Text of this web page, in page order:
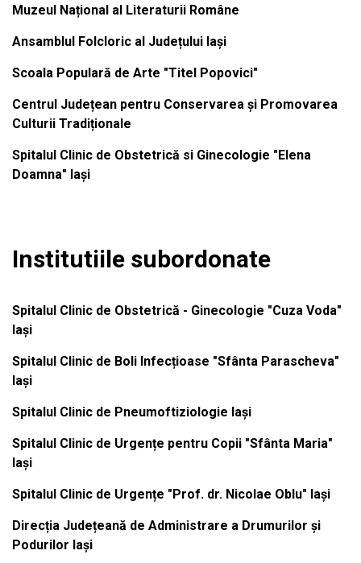
Muzeul Național al Literaturii Române
Ansamblul Folcloric al Județului Iași
Scoala Populară de Arte "Titel Popovici"
Centrul Județean pentru Conservarea și Promovarea
Culturii Tradiționale
Spitalul Clinic de Obstetrică si Ginecologie "Elena
Doamna" Iași
Institutiile subordonate
Spitalul Clinic de Obstetrică - Ginecologie "Cuza Voda"
Iași
Spitalul Clinic de Boli Infecțioase "Sfânta Parascheva"
Iași
Spitalul Clinic de Pneumoftiziologie Iași
Spitalul Clinic de Urgențe pentru Copii "Sfânta Maria"
Iași
Spitalul Clinic de Urgențe "Prof. dr. Nicolae Oblu" Iași
Direcția Județeană de Administrare a Drumurilor și
Podurilor Iași